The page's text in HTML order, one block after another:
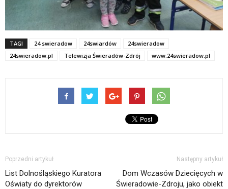
TAGI 24 swieradow 24swiardów
24swieradow
24swieradow.pl
Telewizja Świeradów-Zdrój www.24swieradow.pl
Poprzedni artykuł
List Dolnośląskiego Kuratora
Oświaty do dyrektorów
Następny artykuł
Dom Wczasów Dziecięcych w
Świeradowie-Zdroju, jako obiekt